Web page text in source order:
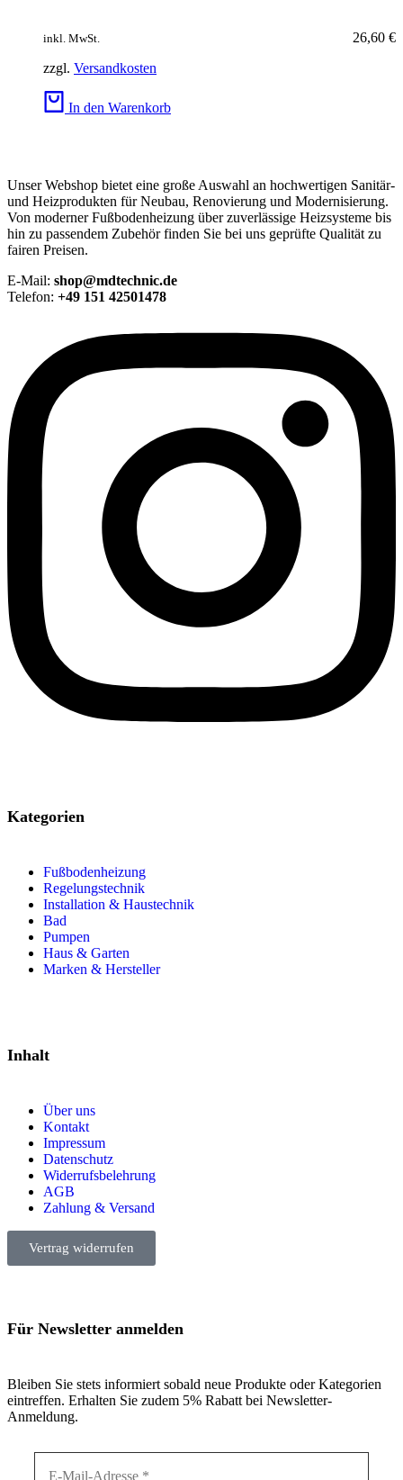
26,60 €
inkl. MwSt.
zzgl. Versandkosten
In den Warenkorb
Unser Webshop bietet eine große Auswahl an hochwertigen Sanitär-
und Heizprodukten für Neubau, Renovierung und Modernisierung.
Von moderner Fußbodenheizung über zuverlässige Heizsysteme bis
hin zu passendem Zubehör finden Sie bei uns geprüfte Qualität zu
fairen Preisen.
E-Mail: shop@mdtechnic.de
Telefon: +49 151 42501478
Kategorien
Fußbodenheizung
Regelungstechnik
Installation & Haustechnik
Bad
Pumpen
Haus & Garten
Marken & Hersteller
Inhalt
Über uns
Kontakt
Impressum
Datenschutz
Widerrufsbelehrung
AGB
Zahlung & Versand
Vertrag widerrufen
Für Newsletter anmelden
Bleiben Sie stets informiert sobald neue Produkte oder Kategorien
eintreffen. Erhalten Sie zudem 5% Rabatt bei Newsletter-
Anmeldung.